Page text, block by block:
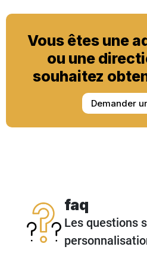
Vous êtes une
ou une
souhaitez
Demander
faq
Les questions